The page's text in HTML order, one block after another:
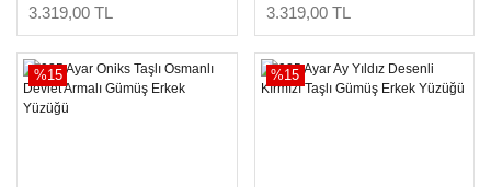
3.319,00 TL 3.319,00 TL
%15 %15